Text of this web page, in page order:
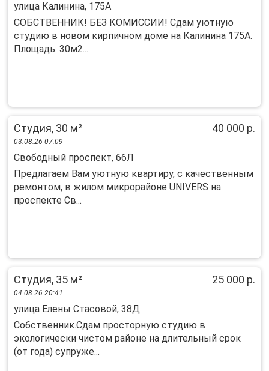
улица Калинина, 175А
СОБСТВЕННИК! БЕЗ КОМИССИИ! Сдам уютную
студию в новом кирпичном доме на Калинина 175А.
Площадь: 30м2...
Студия, 30 м² 40 000 р.
03.08.26 07:09
Свободный проспект, 66Л
Предлагаем Вам уютную квартиру, с качественным
ремонтом, в жилом микрорайоне UNIVERS на
проспекте Св...
Студия, 35 м² 25 000 р.
04.08.26 20:41
улица Елены Стасовой, 38Д
Собственник.Сдам просторную студию в
экологически чистом районе на длительный срок
(от года) супруже...